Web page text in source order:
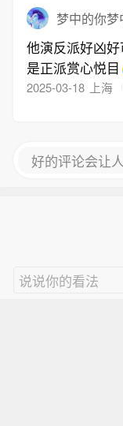
公司正
细节，
梦中的你
他演反派好凶
是正派赏心悦目
2025-03-18 上海
好的评论会让
说说你的看法